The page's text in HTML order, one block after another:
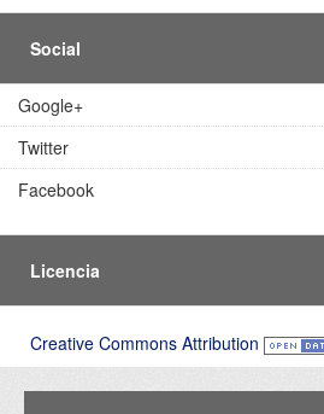
Social
Google+
Twitter
Facebook
Licencia
Creative Commons Attribution